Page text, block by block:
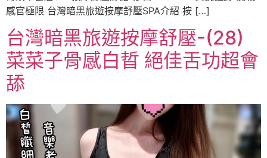
感官極限 台灣暗黑旅遊按摩舒壓SPA介紹 按 […]
台灣暗黑旅遊按摩舒壓-(28)
菜菜子骨感白晢 絕佳舌功超會
舔